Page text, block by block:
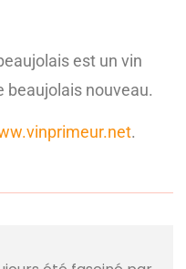
est un vin
beaujolais nouveau.
.